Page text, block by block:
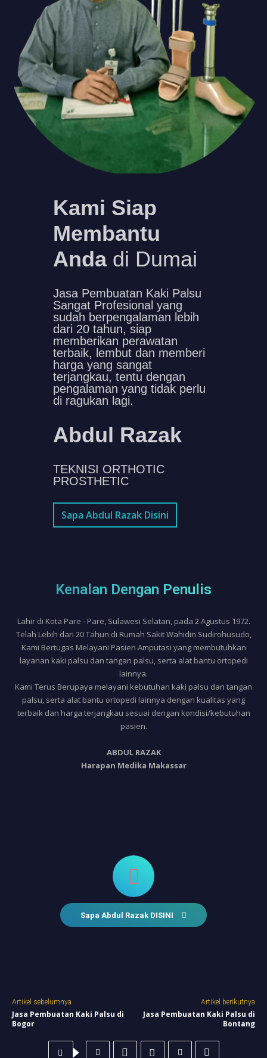
Kami Siap
Membantu
Andadi Dumai
Jasa Pembuatan Kaki Palsu
Sangat Profesional yang
sudah berpengalaman lebih
dari 20 tahun, siap
memberikan perawatan
terbaik, lembut dan memberi
harga yang sangat
terjangkau, tentu dengan
pengalaman yang tidak perlu
di ragukan lagi.
Abdul Razak
TEKNISI ORTHOTIC
PROSTHETIC
Sapa Abdul Razak Disini
Kenalan Dengan Penulis
Lahir di Kota Pare - Pare, Sulawesi Selatan, pada 2 Agustus 1972.
Telah Lebih dari 20 Tahun di Rumah Sakit Wahidin Sudirohusudo,
Kami Bertugas Melayani Pasien Amputasi yang membutuhkan
layanan kaki palsu dan tangan palsu, serta alat bantu ortopedi
lainnya.
Kami Terus Berupaya melayani kebutuhan kaki palsu dan tangan
palsu, serta alat bantu ortopedi lainnya dengan kualitas yang
terbaik dan harga terjangkau sesuai dengan kondisi/kebutuhan
pasien.
ABDUL RAZAK
Harapan Medika Makassar
Sapa Abdul Razak DISINI
Artikel sebelumnya
Jasa Pembuatan Kaki Palsu di
Bogor
Artikel berikutnya
Jasa Pembuatan Kaki Palsu di
Bontang